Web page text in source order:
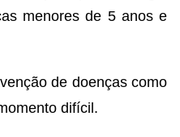
menores de 5 anos e
de doenças como
difícil.